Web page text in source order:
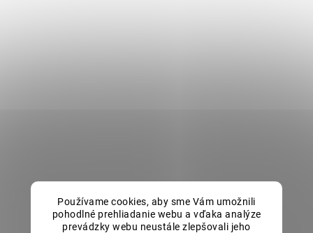
Používame cookies, aby sme Vám umožnili
pohodlné prehliadanie webu a vďaka analýze
prevádzky webu neustále zlepšovali jeho